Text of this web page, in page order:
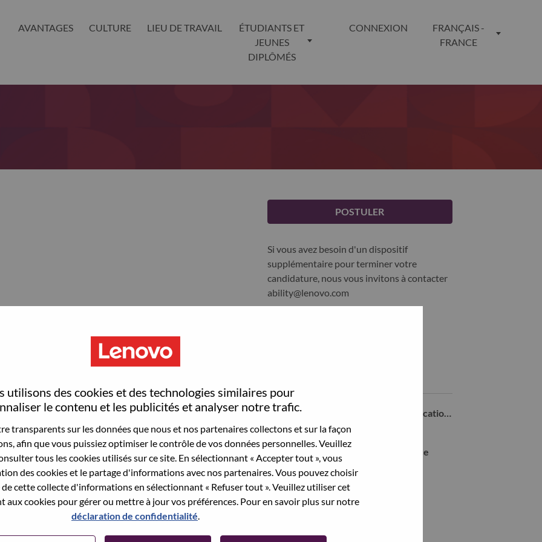
utilisons des cookies et des technologies similaires pour
le contenu et les publicités et analyser notre trafic.
transparents sur les données que nous et nos partenaires collectons et sur la façon
afin que vous puissiez optimiser le contrôle de vos données personnelles. Veuillez
tous les cookies utilisés sur ce site. En sélectionnant « Accepter tout », vous
des cookies et le partage d'informations avec nos partenaires. Vous pouvez choisir
cette collecte d'informations en sélectionnant « Refuser tout ». Veuillez utiliser cet
aux cookies pour gérer ou mettre à jour vos préférences. Pour en savoir plus sur notre
déclaration de confidentialité.
AVANTAGES CULTURE LIEU DE TRAVAIL
ÉTUDIANTS ET
JEUNES
DIPLÔMÉS
CONNEXION
FRANÇAIS -
FRANCE
what we do. We WOW our customers.
powerhouse, ranked #153 in the Fortune Global
in 180 markets. Focused on a bold vision to deliver
its success as the world’s largest PC company with a full-
POSTULER
Si vous avez besoin d'un dispositif
supplémentaire pour terminer votre
candidature, nous vous invitons à contacter
ability@lenovo.com
Senior Specialist, External Communications
SAO PAULO - SP, São Paulo, Brésil,
Gerente de Marketing - Performance
SAO PAULO - SP, São Paulo, Brésil,
Junior Global Project Manager
SAO PAULO - SP, São Paulo, Brésil,